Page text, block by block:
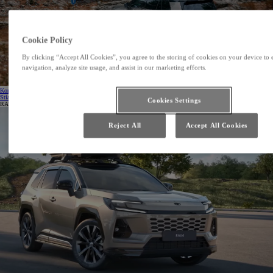
Kontaktovať predajcu
Stiahnuť cenník
RAV4 NG
Cookie Policy
By clicking “Accept All Cookies”, you agree to the storing of cookies on your device to
navigation, analyze site usage, and assist in our marketing efforts.
Cookies Settings
Reject All Accept All Cookies